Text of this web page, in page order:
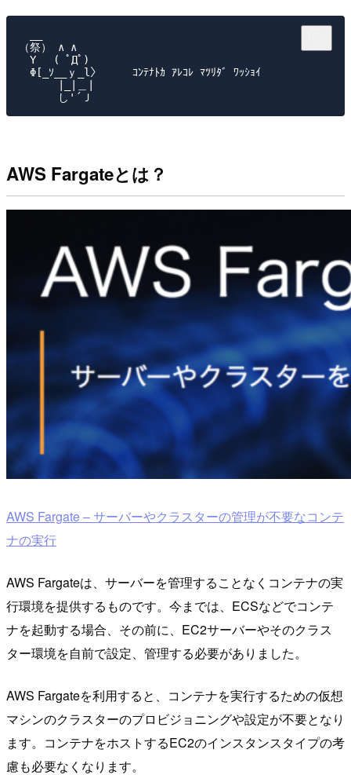
（祭） ∧ ∧
Y　 ( ﾟДﾟ)
Φ[_ｿ__ｙ_l〉     ｺﾝﾃﾅﾄｶ ｱﾚｺﾚ ﾏﾂﾘﾀﾞ ﾜｯｼｮｲ
AWS Fargateとは？
AWS Fargate – サーバーやクラスターの管理が不要なコンテ
ナの実行
AWS Fargateは、サーバーを管理することなくコンテナの実
行環境を提供するものです。今までは、ECSなどでコンテ
ナを起動する場合、その前に、EC2サーバーやそのクラス
ター環境を自前で設定、管理する必要がありました。
AWS Fargateを利用すると、コンテナを実行するための仮想
マシンのクラスターのプロビジョニングや設定が不要となり
ます。コンテナをホストするEC2のインスタンスタイプの考
慮も必要なくなります。